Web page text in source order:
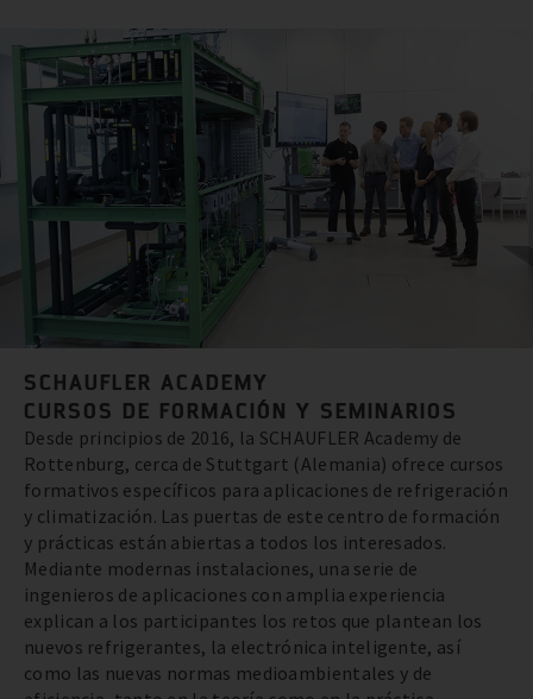
SCHAUFLER ACADEMY
CURSOS DE FORMACIÓN Y SEMINARIOS
Desde principios de 2016, la SCHAUFLER Academy de
Rottenburg, cerca de Stuttgart (Alemania) ofrece cursos
formativos específicos para aplicaciones de refrigeración
y climatización. Las puertas de este centro de formación
y prácticas están abiertas a todos los interesados.
Mediante modernas instalaciones, una serie de
ingenieros de aplicaciones con amplia experiencia
explican a los participantes los retos que plantean los
nuevos refrigerantes, la electrónica inteligente, así
como las nuevas normas medioambientales y de